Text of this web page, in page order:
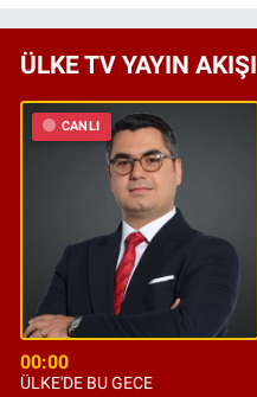
ÜLKE TV YAYIN AKIŞI
CANLI
00:00
ÜLKE'DE BU GECE